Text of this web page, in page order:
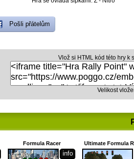
Pošli přátelům
Vlož si HTML kód této hry k
Velikost
Formula Racer
info
Ultimate Formula